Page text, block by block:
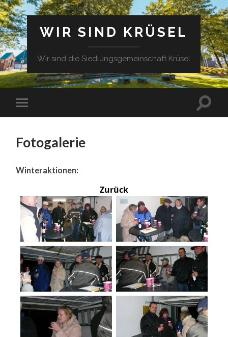
WIR SIND KRÜSEL
Wir sind die Siedlungsgemeinschaft Krüsel
Fotogalerie
Winteraktionen:
Zurück